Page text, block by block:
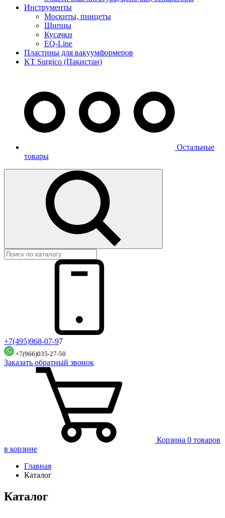
Инструменты
Москиты, пинцеты
Щипцы
Кусачки
EQ-Line
Пластины для вакуумформеров
KT Surgico (Пакистан)
Остальные
товары
+7(495)968-07-97
+7(966)035-27-50
Заказать обратный звонок
Корзина 0 товаров
в корзине
Главная
Каталог
Каталог